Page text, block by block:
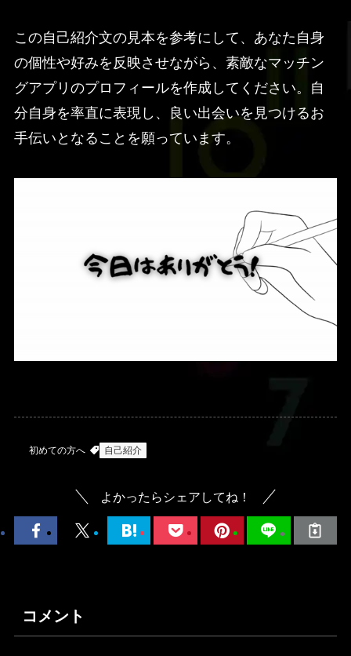
この自己紹介文の見本を参考にして、あなた自身
の個性や好みを反映させながら、素敵なマッチン
グアプリのプロフィールを作成してください。自
分自身を率直に表現し、良い出会いを見つけるお
手伝いとなることを願っています。
初めての方へ 自己紹介
よかったらシェアしてね！
コメント